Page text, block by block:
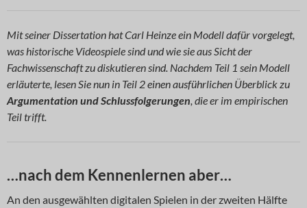
Mit seiner Dissertation hat Carl Heinze ein Modell dafür vorgelegt,
was historische Videospiele sind und wie sie aus Sicht der
Fachwissenschaft zu diskutieren sind. Nachdem Teil 1 sein Modell
erläuterte, lesen Sie nun in Teil 2 einen ausführlichen Überblick zu
Argumentation und Schlussfolgerungen, die er im empirischen
Teil trifft.
…nach dem Kennenlernen aber…
An den ausgewählten digitalen Spielen in der zweiten Hälfte